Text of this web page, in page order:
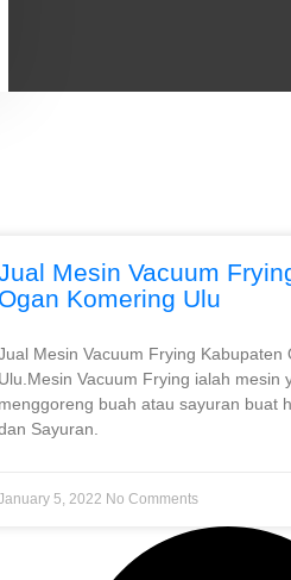
Mesin Vacuum
Ogan Komering Ulu
Mesin Vacuum Frying Kabupaten
Ulu.Mesin Vacuum Frying ialah mesin
menggoreng buah atau sayuran buat
Sayuran.
5, 2022 No Comments